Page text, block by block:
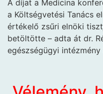
A díjat a Medicina
a Költségvetési Tanács
értékelő zsűri elnöki
betöltötte – adta át dr.
egészségügyi